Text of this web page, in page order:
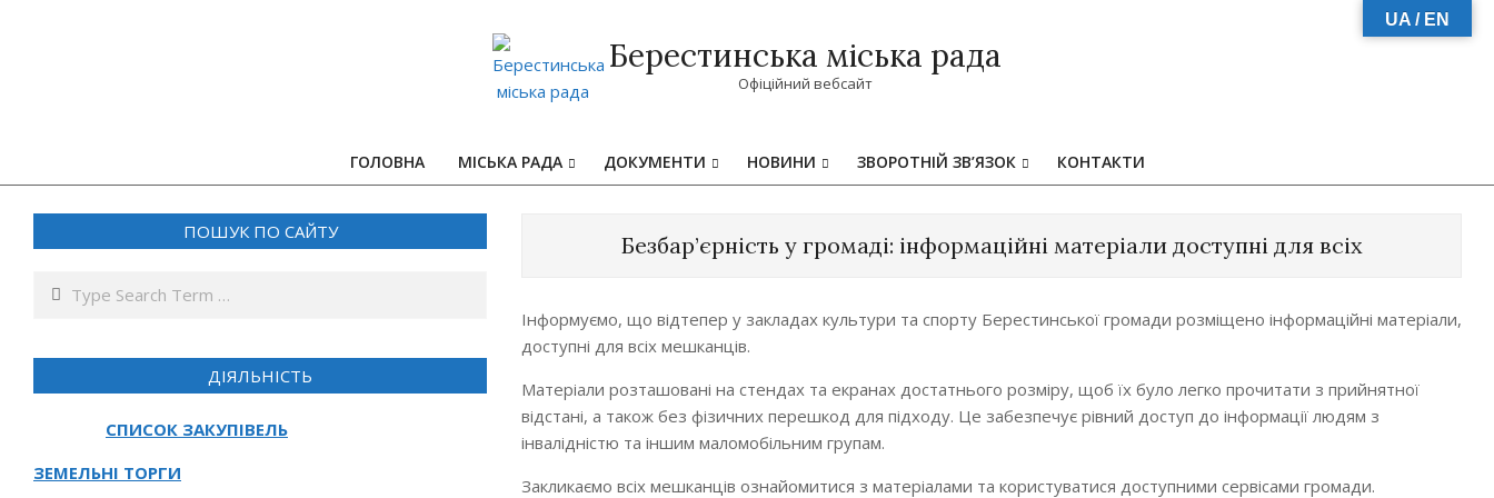
Берестинська міська рада
Офіційний вебсайт
Primary
ГОЛОВНА МІСЬКА РАДА ДОКУМЕНТИ НОВИНИ ЗВОРОТНІЙ ЗВ’ЯЗОК КОНТАКТИ
Безбар’єрність у громаді: інформаційні матеріали доступні для всіх
Інформуємо, що відтепер у закладах культури та спорту Берестинської громади розміщено інформаційні матеріали,
доступні для всіх мешканців.
Матеріали розташовані на стендах та екранах достатнього розміру, щоб їх було легко прочитати з прийнятної
відстані, а також без фізичних перешкод для підходу. Це забезпечує рівний доступ до інформації людям з
інвалідністю та іншим маломобільним групам.
Закликаємо всіх мешканців ознайомитися з матеріалами та користуватися доступними сервісами громади.
ПОШУК ПО САЙТУ
Search
ДІЯЛЬНІСТЬ
СПИСОК ЗАКУПІВЕЛЬ
ЗЕМЕЛЬНІ ТОРГИ
UA / EN